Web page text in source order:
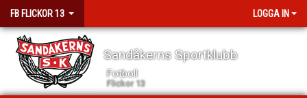
FB FLICKOR 13 LOGGA IN
Sandåkerns Sportklubb
Fotboll
Flickor 13